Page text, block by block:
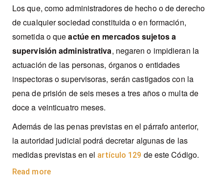
Los que, como administradores de hecho o de derecho
de cualquier sociedad constituida o en formación,
sometida o queactúeen mercados sujetos a
supervisión administrativa, negaren o impidieran la
actuación de las personas, órganos o entidades
inspectoras o supervisoras, serán castigados con la
pena de prisión de seis meses a tres años o multa de
doce a veinticuatro meses.
Además de las penas previstas en el párrafo anterior,
la autoridad judicial podrá decretar algunas de las
medidas previstas en el artículo 129 de este Código.
Read more